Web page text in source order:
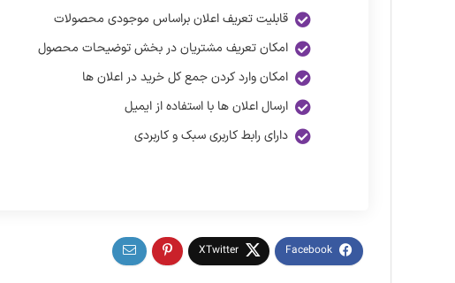
قابلیت تعریف اعلان براساس موجودی محصولات
امکان تعریف مشتریان در بخش توضیحات محصول
امکان وارد کردن جمع کل خرید در اعلان ها
ارسال اعلان ها با استفاده از ایمیل
دارای رابط کاربری سبک و کاربردی